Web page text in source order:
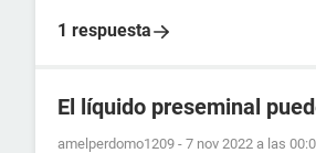
1 respuesta
El líquido preseminal
amelperdomo1209 - 7 nov 2022 a las